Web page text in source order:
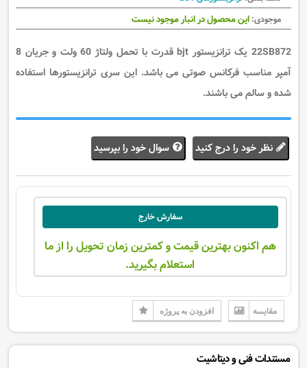
موجودی: این محصول در انبار موجود نیست
22SB872 یک ترانزیستور bjt قدرت با تحمل ولتاژ 60 ولت و جریان 8
آمپر مناسب فرکانس صوتی می باشد. این سری ترانزیستورها استفاده
شده و سالم می باشند.
نظر خود را درج کنید سوال خود را بپرسید
سفارش خارج
هم اکنون بهترین قیمت و کمترین زمان تحویل را از ما
استعلام بگیرید.
مقایسه افزودن به پروژه
مستندات فنی و دیتاشیت